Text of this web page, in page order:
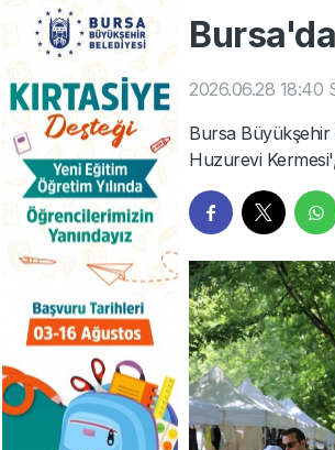
2026.06.28 18:40
Bursa Büyükşehir
Huzurevi